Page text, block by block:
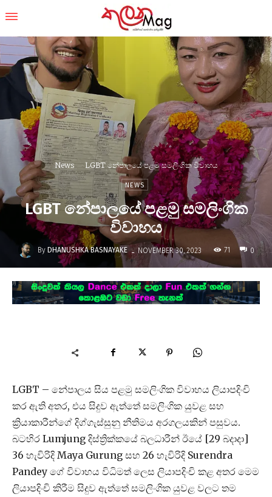
News LGBT නේපාලයේ පළමු සමලිංගික විවාහය
NEWS
LGBT නේපාලයේ පළමු සමලිංගික
විවාහය
By DHANUSHKA BASNAYAKE - NOVEMBER 30, 2023 71 0
LGBT – නේපාලය සිය පළමු සමලිංගික විවාහය ලියාපදිංචි
කර ඇති අතර, එය සිදුව ඇත්තේ සමලිංගික යුවළ සහ
ක්‍රියාකාරීන්ගේ දිග්ගැස්සුනු නීතිමය අරගලයකින් පසුවය.
බටහිර Lumjung දිස්ත්‍රික්කයේ බලධාරීන් ඊයේ [29 බදාදා]
36 හැවිරිදි Maya Gurung සහ 26 හැවිරිදි Surendra
Pandey ගේ විවාහය විධිමත් ලෙස ලියාපදිංචි කළ අතර මෙම
ලියාපදිංචි කිරීම සිදුව ඇත්තේ සමලිංගික යුවළ වලට තම